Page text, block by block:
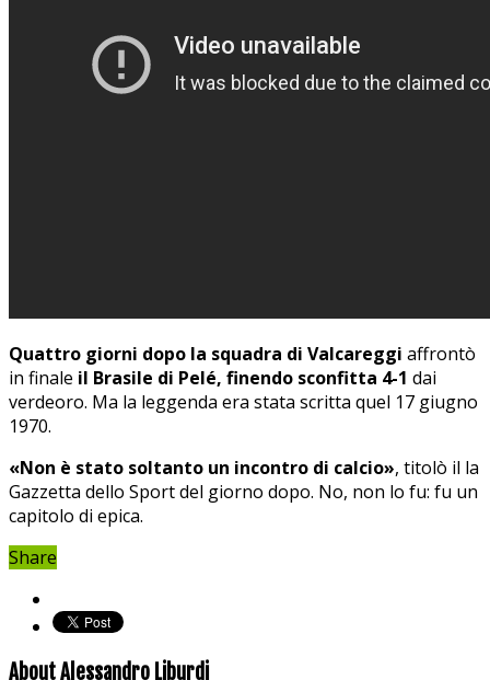
Quattro giorni dopo la squadra di Valcareggi affrontò
in finale il Brasile di Pelé, finendo sconfitta 4-1 dai
verdeoro. Ma la leggenda era stata scritta quel 17 giugno
1970.
«Non è stato soltanto un incontro di calcio», titolò il la
Gazzetta dello Sport del giorno dopo. No, non lo fu: fu un
capitolo di epica.
Share
About Alessandro Liburdi